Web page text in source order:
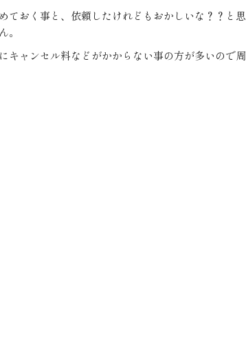
ておく事と、依頼したけれどもおかしいな？？と思
キャンセル料などがかからない事の方が多いので周